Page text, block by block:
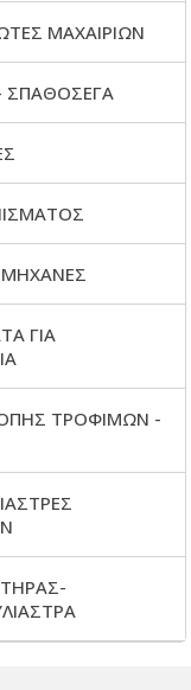
ΜΑΧΑΙΡΙΩΝ
ΣΠΑΘΟΣΕΓΑ
ΓΙΑ
ΤΡΟΦΙΜΩΝ -